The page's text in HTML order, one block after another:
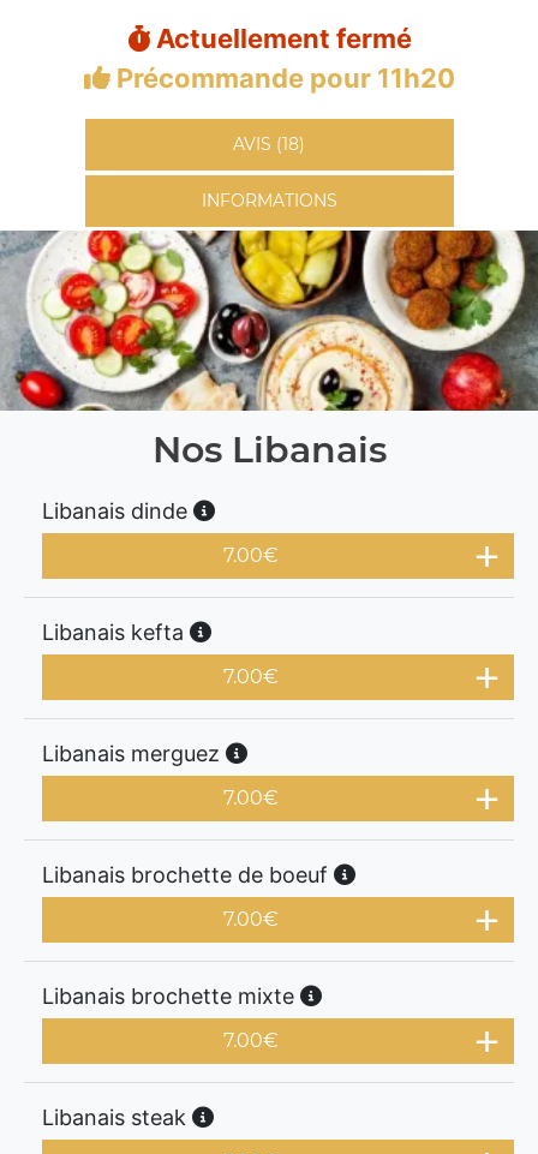
Actuellement fermé
Précommande pour 11h20
AVIS (18)
INFORMATIONS
Nos Libanais
Libanais dinde
7.00€
Libanais kefta
7.00€
Libanais merguez
7.00€
Libanais brochette de boeuf
7.00€
Libanais brochette mixte
7.00€
Libanais steak